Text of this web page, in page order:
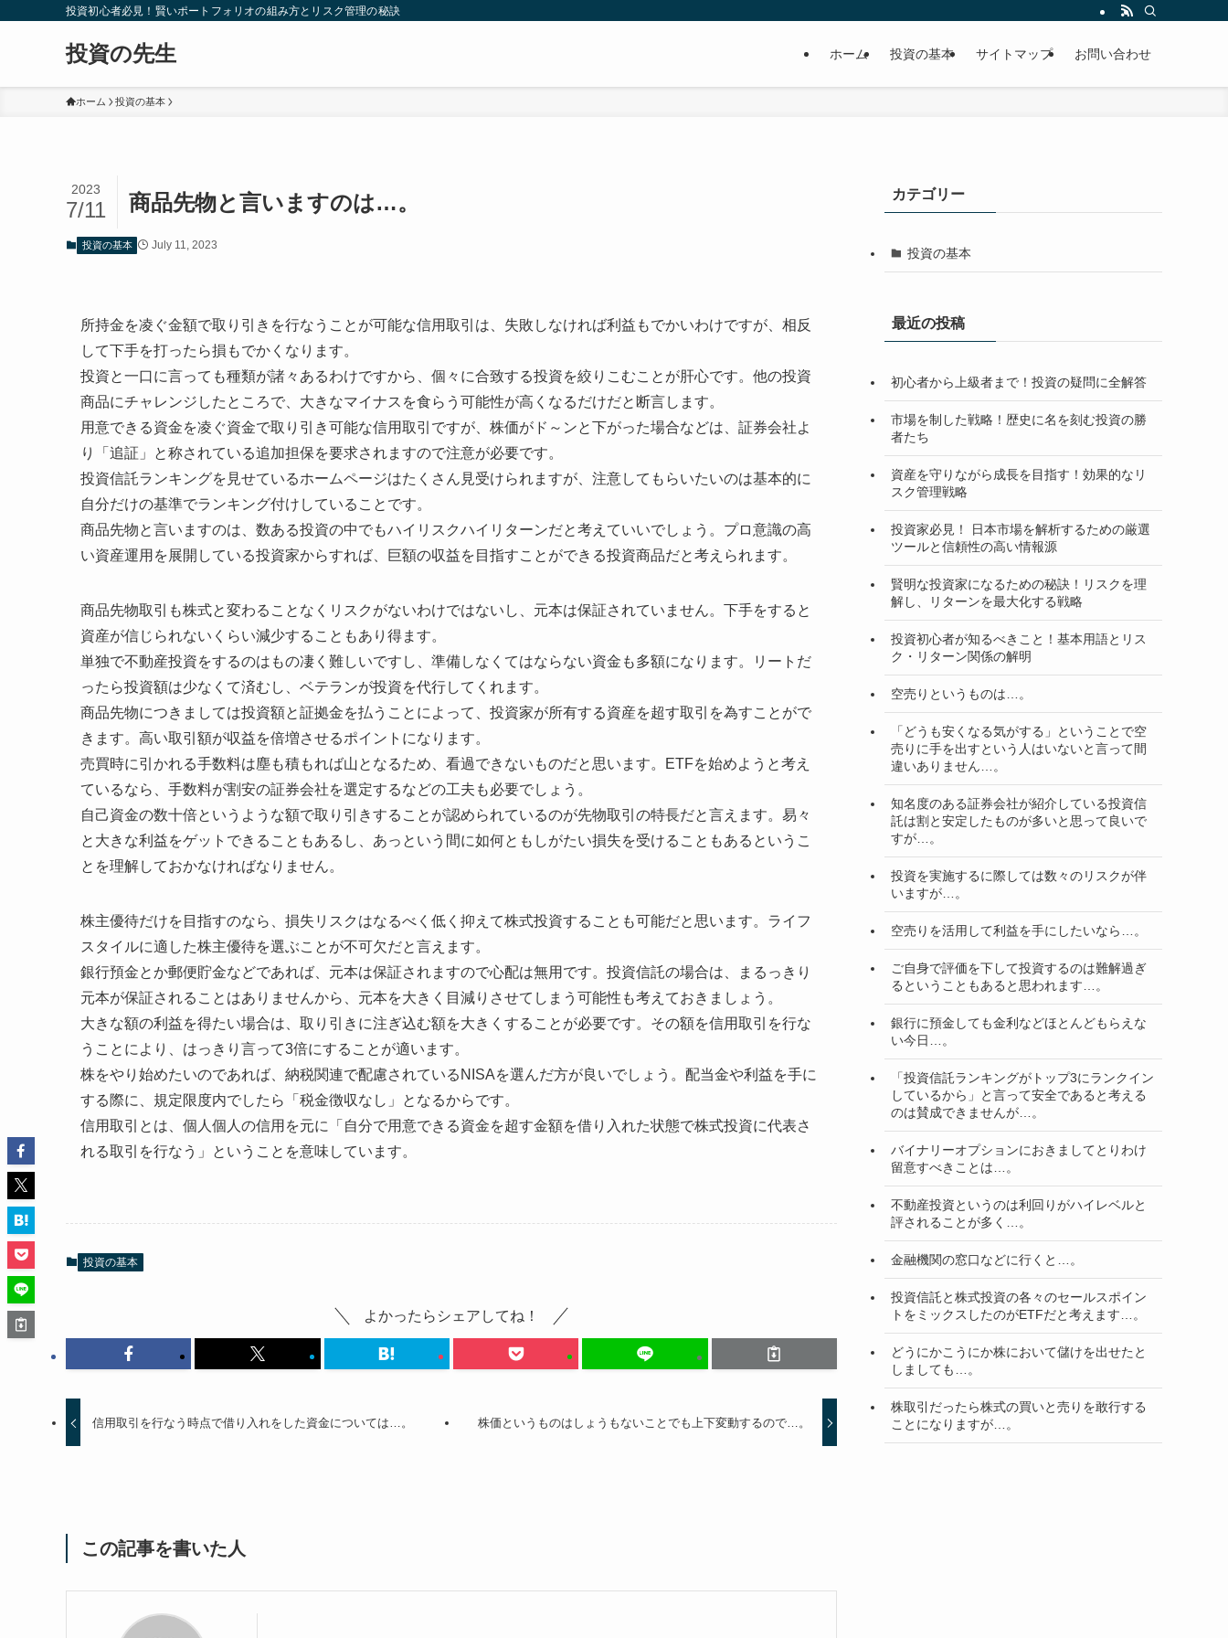
投資初心者必見！賢いポートフォリオの組み方とリスク管理の秘訣
投資の先生 ホーム 投資の基本 サイトマップ お問い合わせ
ホーム 投資の基本
商品先物と言いますのは…。
2023
7/11
投資の基本 July 11, 2023
所持金を凌ぐ金額で取り引きを行なうことが可能な信用取引は、失敗しなければ利益もでかいわけですが、相反
して下手を打ったら損もでかくなります。
投資と一口に言っても種類が諸々あるわけですから、個々に合致する投資を絞りこむことが肝心です。他の投資
商品にチャレンジしたところで、大きなマイナスを食らう可能性が高くなるだけだと断言します。
用意できる資金を凌ぐ資金で取り引き可能な信用取引ですが、株価がド～ンと下がった場合などは、証券会社よ
り「追証」と称されている追加担保を要求されますので注意が必要です。
投資信託ランキングを見せているホームページはたくさん見受けられますが、注意してもらいたいのは基本的に
自分だけの基準でランキング付けしていることです。
商品先物と言いますのは、数ある投資の中でもハイリスクハイリターンだと考えていいでしょう。プロ意識の高
い資産運用を展開している投資家からすれば、巨額の収益を目指すことができる投資商品だと考えられます。
商品先物取引も株式と変わることなくリスクがないわけではないし、元本は保証されていません。下手をすると
資産が信じられないくらい減少することもあり得ます。
単独で不動産投資をするのはもの凄く難しいですし、準備しなくてはならない資金も多額になります。リートだ
ったら投資額は少なくて済むし、ベテランが投資を代行してくれます。
商品先物につきましては投資額と証拠金を払うことによって、投資家が所有する資産を超す取引を為すことがで
きます。高い取引額が収益を倍増させるポイントになります。
売買時に引かれる手数料は塵も積もれば山となるため、看過できないものだと思います。ETFを始めようと考え
ているなら、手数料が割安の証券会社を選定するなどの工夫も必要でしょう。
自己資金の数十倍というような額で取り引きすることが認められているのが先物取引の特長だと言えます。易々
と大きな利益をゲットできることもあるし、あっという間に如何ともしがたい損失を受けることもあるというこ
とを理解しておかなければなりません。
株主優待だけを目指すのなら、損失リスクはなるべく低く抑えて株式投資することも可能だと思います。ライフ
スタイルに適した株主優待を選ぶことが不可欠だと言えます。
銀行預金とか郵便貯金などであれば、元本は保証されますので心配は無用です。投資信託の場合は、まるっきり
元本が保証されることはありませんから、元本を大きく目減りさせてしまう可能性も考えておきましょう。
大きな額の利益を得たい場合は、取り引きに注ぎ込む額を大きくすることが必要です。その額を信用取引を行な
うことにより、はっきり言って3倍にすることが適います。
株をやり始めたいのであれば、納税関連で配慮されているNISAを選んだ方が良いでしょう。配当金や利益を手に
する際に、規定限度内でしたら「税金徴収なし」となるからです。
信用取引とは、個人個人の信用を元に「自分で用意できる資金を超す金額を借り入れた状態で株式投資に代表さ
れる取引を行なう」ということを意味しています。
投資の基本
よかったらシェアしてね！
信用取引を行なう時点で借り入れをした資金については…。 株価というものはしょうもないことでも上下変動するので…。
この記事を書いた人
カテゴリー
投資の基本
最近の投稿
初心者から上級者まで！投資の疑問に全解答
市場を制した戦略！歴史に名を刻む投資の勝
者たち
資産を守りながら成長を目指す！効果的なリ
スク管理戦略
投資家必見！ 日本市場を解析するための厳選
ツールと信頼性の高い情報源
賢明な投資家になるための秘訣！リスクを理
解し、リターンを最大化する戦略
投資初心者が知るべきこと！基本用語とリス
ク・リターン関係の解明
空売りというものは…。
「どうも安くなる気がする」ということで空
売りに手を出すという人はいないと言って間
違いありません…。
知名度のある証券会社が紹介している投資信
託は割と安定したものが多いと思って良いで
すが…。
投資を実施するに際しては数々のリスクが伴
いますが…。
空売りを活用して利益を手にしたいなら…。
ご自身で評価を下して投資するのは難解過ぎ
るということもあると思われます…。
銀行に預金しても金利などほとんどもらえな
い今日…。
「投資信託ランキングがトップ3にランクイン
しているから」と言って安全であると考える
のは賛成できませんが…。
バイナリーオプションにおきましてとりわけ
留意すべきことは…。
不動産投資というのは利回りがハイレベルと
評されることが多く…。
金融機関の窓口などに行くと…。
投資信託と株式投資の各々のセールスポイン
トをミックスしたのがETFだと考えます…。
どうにかこうにか株において儲けを出せたと
しましても…。
株取引だったら株式の買いと売りを敢行する
ことになりますが…。